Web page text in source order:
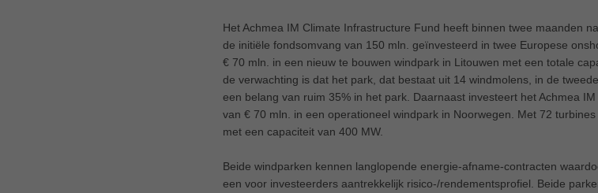
Het Achmea IM Climate Infrastructure Fund heeft binnen twee maanden
de initiële fondsomvang van 150 mln. geïnvesteerd in twee Europese
€ 70 mln. in een nieuw te bouwen windpark in Litouwen met een totale
de verwachting is dat het park, dat bestaat uit 14 windmolens, in de
een belang van ruim 35% in het park. Daarnaast investeert het Achmea
van € 70 mln. in een operationeel windpark in Noorwegen. Met 72
met een capaciteit van 400 MW.
Beide windparken kennen langlopende energie-afname-contracten
een voor investeerders aantrekkelijk risico-/rendementsprofiel. Beide